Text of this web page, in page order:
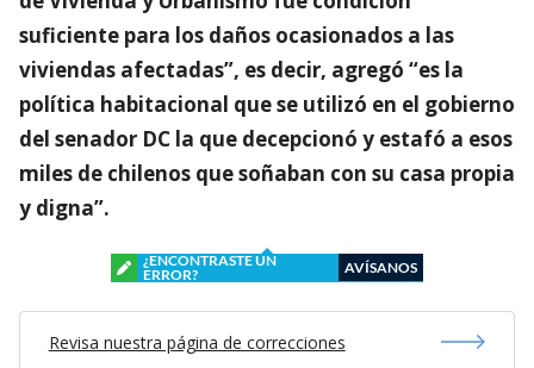
suficiente para los daños ocasionados a las
viviendas afectadas”, es decir, agregó “es la
política habitacional que se utilizó en el gobierno
del senador DC la que decepcionó y estafó a esos
miles de chilenos que soñaban con su casa propia
y digna”.
¿ENCONTRASTE UN
ERROR?
AVÍSANOS
Revisa nuestra página de correcciones